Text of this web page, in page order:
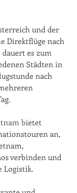
und der
Direktflüge nach
es zum
Städten in
nach
bietet
an,
verbinden und
Logistik.